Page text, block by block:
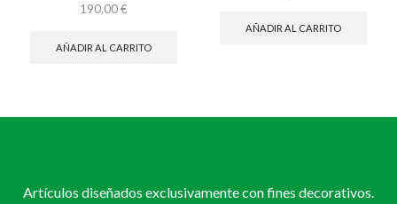
190,00€
AÑADIR AL CARRITO
AÑADIR AL CARRITO
Artículos diseñados exclusivamente con fines decorativos.